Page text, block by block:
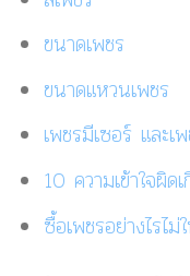
ขนาดเพชร
ขนาดแหวนเพชร
เพชรมีเซอร์ และเ
10 ความเข้าใจผิด
ซื้อเพชรอย่างไรไม่